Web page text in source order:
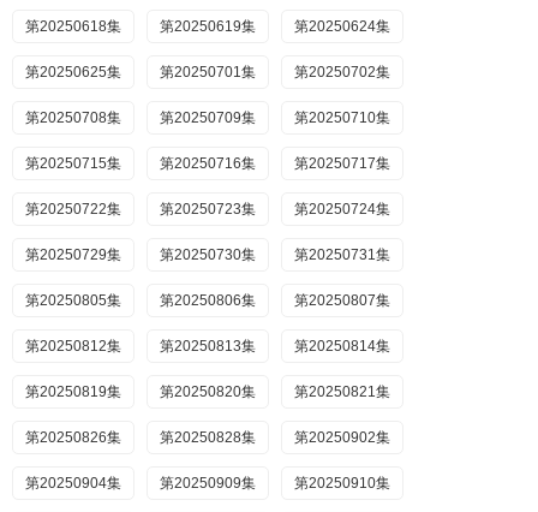
第20250618集 第20250619集 第20250624集
第20250625集 第20250701集 第20250702集
第20250708集 第20250709集 第20250710集
第20250715集 第20250716集 第20250717集
第20250722集 第20250723集 第20250724集
第20250729集 第20250730集 第20250731集
第20250805集 第20250806集 第20250807集
第20250812集 第20250813集 第20250814集
第20250819集 第20250820集 第20250821集
第20250826集 第20250828集 第20250902集
第20250904集 第20250909集 第20250910集